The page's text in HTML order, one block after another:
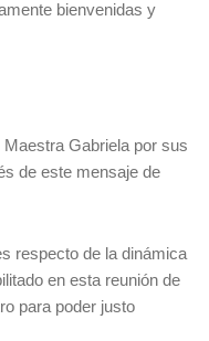
bienvenidas y
Gabriela por sus
de este mensaje de
respecto de la dinámica
en esta reunión de
para poder justo